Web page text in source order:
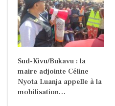
Sud-Kivu/Bukavu : la
maire adjointe Céline
Nyota Luanja appelle à la
mobilisation…